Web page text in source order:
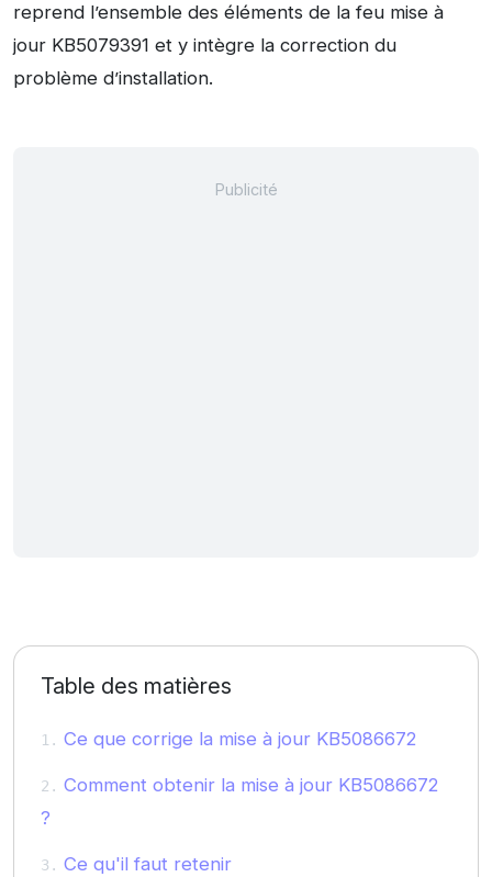
reprend l’ensemble des éléments de la feu mise à
jour KB5079391 et y intègre la correction du
problème d’installation.
Table des matières
Ce que corrige la mise à jour KB5086672
Comment obtenir la mise à jour KB5086672
?
Ce qu'il faut retenir